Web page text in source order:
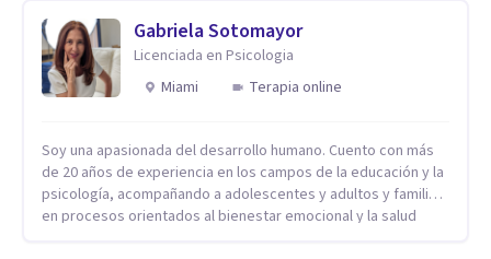
Gabriela Sotomayor
Licenciada en Psicologia
Miami
Terapia online
Soy una apasionada del desarrollo humano. Cuento con más
de 20 años de experiencia en los campos de la educación y la
psicología, acompañando a adolescentes y adultos y familias
en procesos orientados al bienestar emocional y la salud